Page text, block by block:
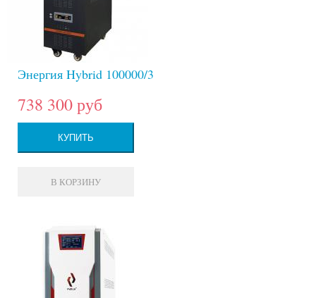
Энергия Hybrid 100000/3
738 300 руб
КУПИТЬ
В КОРЗИНУ